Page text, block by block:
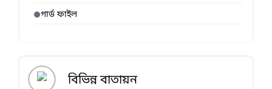
গার্ড ফাইল
বিভিন্ন বাতায়ন